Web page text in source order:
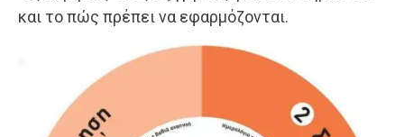
και το πώς πρέπει να εφαρμόζονται.